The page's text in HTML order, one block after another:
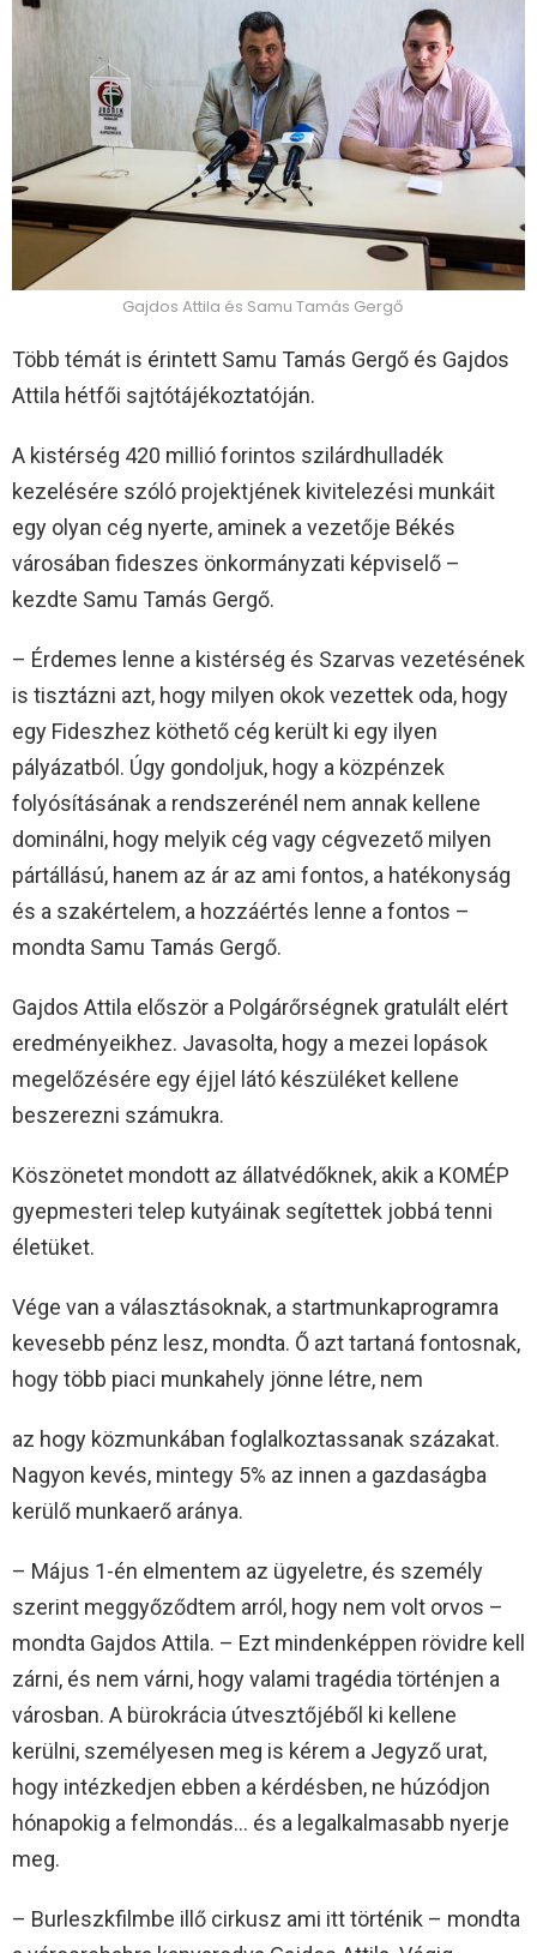
Gajdos Attila és Samu Tamás Gergő
Több témát is érintett Samu Tamás Gergő és Gajdos
Attila hétfői sajtótájékoztatóján.
A kistérség 420 millió forintos szilárdhulladék
kezelésére szóló projektjének kivitelezési munkáit
egy olyan cég nyerte, aminek a vezetője Békés
városában fideszes önkormányzati képviselő –
kezdte Samu Tamás Gergő.
– Érdemes lenne a kistérség és Szarvas vezetésének
is tisztázni azt, hogy milyen okok vezettek oda, hogy
egy Fideszhez köthető cég került ki egy ilyen
pályázatból. Úgy gondoljuk, hogy a közpénzek
folyósításának a rendszerénél nem annak kellene
dominálni, hogy melyik cég vagy cégvezető milyen
pártállású, hanem az ár az ami fontos, a hatékonyság
és a szakértelem, a hozzáértés lenne a fontos –
mondta Samu Tamás Gergő.
Gajdos Attila először a Polgárőrségnek gratulált elért
eredményeikhez. Javasolta, hogy a mezei lopások
megelőzésére egy éjjel látó készüléket kellene
beszerezni számukra.
Köszönetet mondott az állatvédőknek, akik a KOMÉP
gyepmesteri telep kutyáinak segítettek jobbá tenni
életüket.
Vége van a választásoknak, a startmunkaprogramra
kevesebb pénz lesz, mondta. Ő azt tartaná fontosnak,
hogy több piaci munkahely jönne létre, nem
az hogy közmunkában foglalkoztassanak százakat.
Nagyon kevés, mintegy 5% az innen a gazdaságba
kerülő munkaerő aránya.
– Május 1-én elmentem az ügyeletre, és személy
szerint meggyőződtem arról, hogy nem volt orvos –
mondta Gajdos Attila. – Ezt mindenképpen rövidre kell
zárni, és nem várni, hogy valami tragédia történjen a
városban. A bürokrácia útvesztőjéből ki kellene
kerülni, személyesen meg is kérem a Jegyző urat,
hogy intézkedjen ebben a kérdésben, ne húzódjon
hónapokig a felmondás… és a legalkalmasabb nyerje
meg.
– Burleszkfilmbe illő cirkusz ami itt történik – mondta